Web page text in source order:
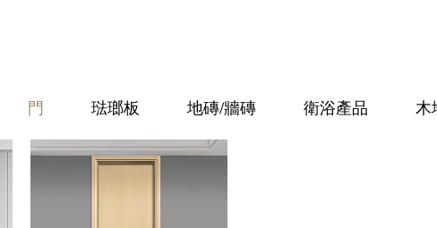
門 琺瑯板 地磚/牆磚 衛浴產品 木